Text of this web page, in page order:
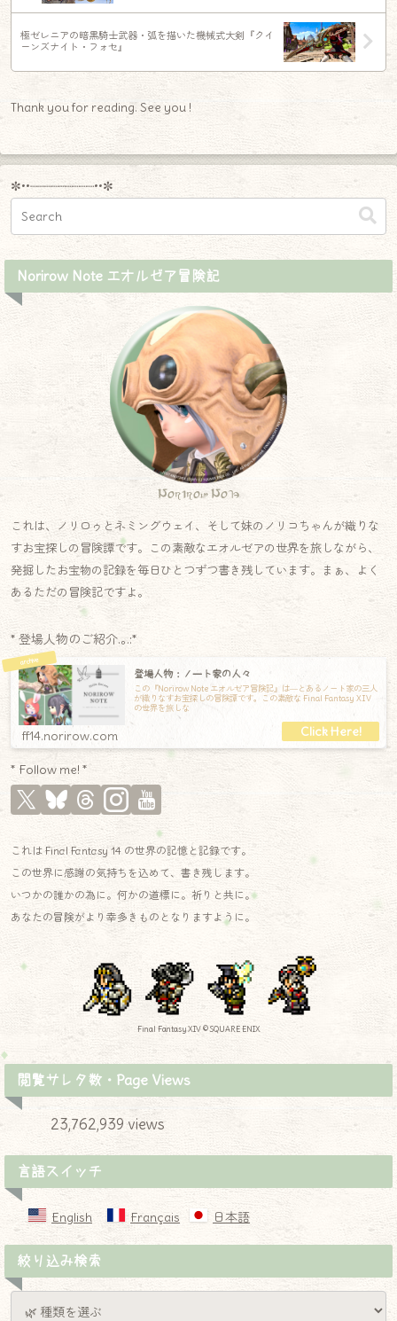
極ゼレニアの暗黒騎士武器・弧を描いた機械式大剣『クイ
ーンズナイト・フォセ』
Thank you for reading. See you !
✼••┈┈┈┈┈┈┈┈┈••✼
Norirow Note エオルゼア冒険記
Norirow Note
これは、ノリロゥとネミングウェイ、そして妹のノリコちゃんが織りな
すお宝探しの冒険譚です。この素敵なエオルゼアの世界を旅しながら、
発掘したお宝物の記録を毎日ひとつずつ書き残しています。まぁ、よく
あるただの冒険記ですよ。
* 登場人物のご紹介.｡.:*
登場人物：ノート家の人々
この『Norirow Note エオルゼア冒険記』は―とあるノート家の三人
が織りなすお宝探しの冒険譚です。この素敵な Final Fantasy XIV
の世界を旅しな
ff14.norirow.com
* Follow me! *
これは Final Fantasy 14 の世界の記憶と記録です。
この世界に感謝の気持ちを込めて、書き残します。
いつかの誰かの為に。何かの道標に。祈りと共に。
あなたの冒険がより幸多きものとなりますように。
Final Fantasy XIV © SQUARE ENIX
閲覧サレタ数・Page Views
23,762,939 views
言語スイッチ
English Français 日本語
絞り込み検索